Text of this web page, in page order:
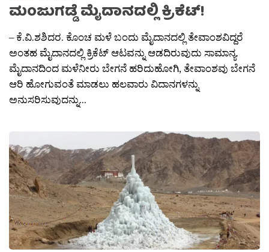
ಮಂಜುಗಡ್ಡೆ ಮೈದಾನದಲ್ಲಿ ಕ್ರಿಕೆಟ್!
– ಕೆ.ವಿ.ಶಶಿದರ. ಕೊಂಚ ಮಳೆ ಬಂದು ಮೈದಾನದಲ್ಲಿ ತೇವಾಂಶವಿದ್ದರೆ
ಅಂತಹ ಮೈದಾನದಲ್ಲಿ ಕ್ರಿಕೆಟ್ ಆಟವನ್ನು ಆಡದಿರುವುದು ಸಾಮಾನ್ಯ.
ಮೈದಾನದಿಂದ ಮಳೆನೀರು ಬೇಗನೆ ಹರಿದುಹೋಗಿ, ತೇವಾಂಶವು ಬೇಗನೆ
ಆರಿ ಹೋಗುವಂತೆ ಮಾಡಲು ಹಲವಾರು ವಿದಾನಗಳನ್ನು
ಅನುಸರಿಸುವುದನ್ನು...